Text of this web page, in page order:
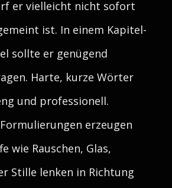
er vielleicht nicht sofort
ist. In einem Kapitel-
sollte er genügend
Harte, kurze Wörter
und professionell.
erzeugen
wie Rauschen, Glas,
Stille lenken in Richtung